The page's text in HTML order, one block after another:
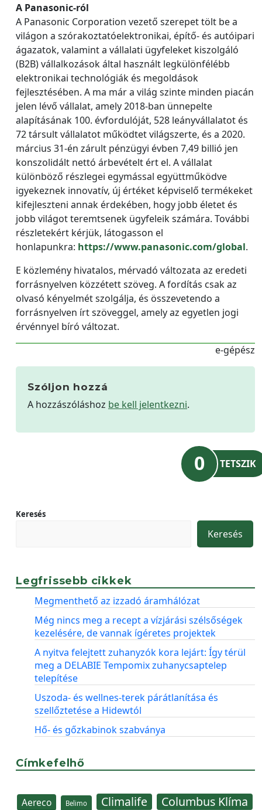
A Panasonic-ról
A Panasonic Corporation vezető szerepet tölt be a
világon a szórakoztatóelektronikai, építő- és autóipari
ágazatok, valamint a vállalati ügyfeleket kiszolgáló
(B2B) vállalkozások által használt legkülönfélébb
elektronikai technológiák és megoldások
fejlesztésében. A ma már a világ szinte minden piacán
jelen lévő vállalat, amely 2018-ban ünnepelte
alapításának 100. évfordulóját, 528 leányvállalatot és
72 társult vállalatot működtet világszerte, és a 2020.
március 31-én zárult pénzügyi évben 7,49 billió jen
konszolidált nettó árbevételt ért el. A vállalat
különböző részlegei egymással együttműködve
igyekeznek innovatív, új értéket képviselő termékeket
kifejleszteni annak érdekében, hogy jobb életet és
jobb világot teremtsenek ügyfeleik számára. További
részletekért kérjük, látogasson el
honlapunkra: https://www.panasonic.com/global.
E közlemény hivatalos, mérvadó változata az eredeti
forrásnyelven közzétett szöveg. A fordítás csak az
olvasó kényelmét szolgálja, és összevetendo a
forrásnyelven írt szöveggel, amely az egyetlen jogi
érvénnyel bíró változat.
e-gépész
Szóljon hozzá
A hozzászóláshoz be kell jelentkezni.
0 TETSZIK
Keresés
Keresés
Legfrissebb cikkek
Megmenthető az izzadó áramhálózat
Még nincs meg a recept a vízjárási szélsőségek
kezelésére, de vannak ígéretes projektek
A nyitva felejtett zuhanyzók kora lejárt: Így térül
meg a DELABIE Tempomix zuhanycsaptelep
telepítése
Uszoda- és wellnes-terek párátlanítása és
szellőztetése a Hidewtól
Hő- és gőzkabinok szabványa
Címkefelhő
Aereco Belimo Climalife Columbus Klíma